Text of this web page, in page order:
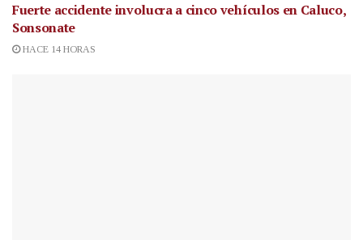
Fuerte accidente involucra a cinco vehículos en Caluco,
Sonsonate
HACE 14 HORAS